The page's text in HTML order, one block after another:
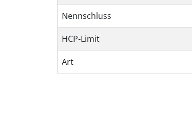
Nennschluss
HCP-Limit
Art